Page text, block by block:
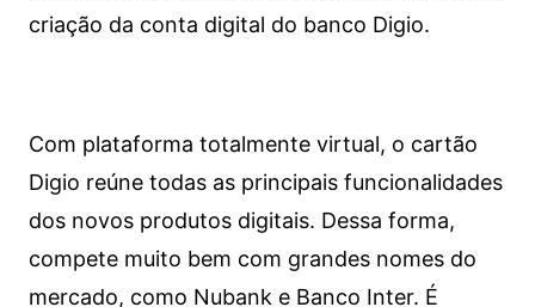
criação da conta digital do banco Digio.
Com plataforma totalmente virtual, o cartão
Digio reúne todas as principais funcionalidades
dos novos produtos digitais. Dessa forma,
compete muito bem com grandes nomes do
mercado, como Nubank e Banco Inter. É